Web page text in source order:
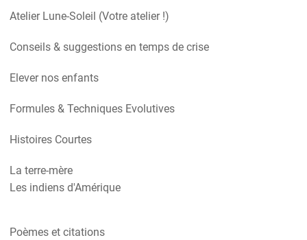
Atelier Lune-Soleil (Votre atelier !)
Conseils & suggestions en temps de crise
Elever nos enfants
Formules & Techniques Evolutives
Histoires Courtes
La terre-mère
Les indiens d'Amérique
Poèmes et citations